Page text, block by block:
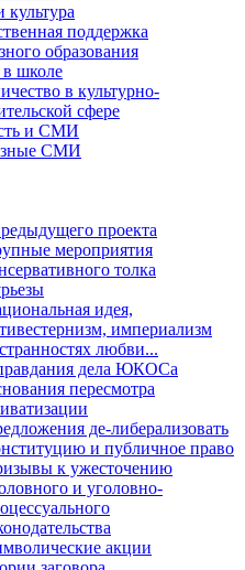
культура
поддержка
образования
в школе
в культурно-
сфере
и СМИ
СМИ
проекта
мероприятия
толка
идея,
империализм
любви...
дела ЮКОСа
пересмотра
де-либерализовать
и публичное право
к ужесточению
и уголовно-
акции